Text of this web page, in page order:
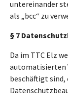
untereinander
als „bcc“ zu
§ 7
Da im TTC Elz
automatisierten
beschäftigt